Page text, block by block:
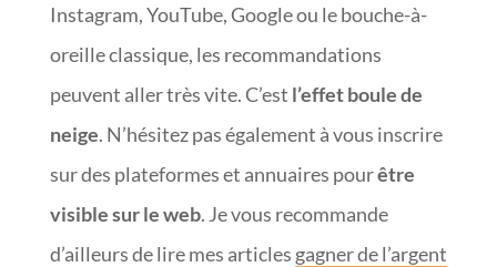
Instagram, YouTube, Google ou le bouche-à-
oreille classique, les recommandations
peuvent aller très vite. C’est l’effet boule de
neige. N’hésitez pas également à vous inscrire
sur des plateformes et annuaires pourêtre
visible sur le web. Je vous recommande
d’ailleurs de lire mes articles gagner de l’argent